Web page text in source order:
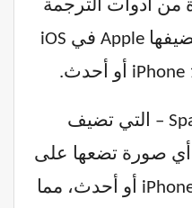
من أدوات الترجمة
المباشرة الجديدة التي تضيفها Apple في iOS
تتطلب ميزة Spatial Scenes – التي تضيف
أي صورة تضعها على
شاشة القفل – جهاز iPhone 12 أو أحدث، مما